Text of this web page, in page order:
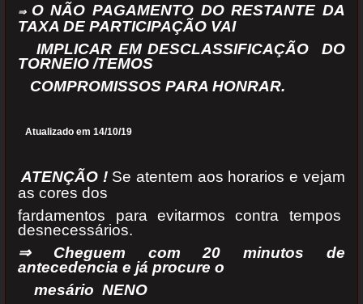
⇒ O NÃO PAGAMENTO DO RESTANTE DA
TAXA DE PARTICIPAÇÃO VAI
IMPLICAR EMDESCLASSIFICAÇÃO
DO
TORNEIO /TEMOS
COMPROMISSOS PARA HONRAR.
Atualizado em 14/10/19
ATENÇÃO !Se atentem aos horarios e vejam
as cores dos
fardamentos para evitarmos contra tempos
desnecessários.
⇒ Cheguem com 20 minutos de
antecedencia e já procure o
mesário NENO